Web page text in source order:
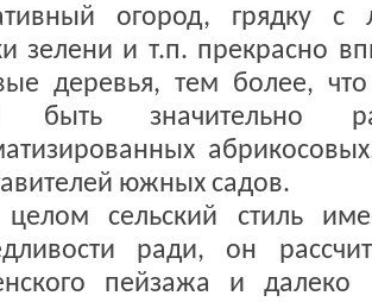
огород, грядку с
зелени и т.п. прекрасно
деревья, тем более,
быть значительно
южных садов.
сельский стиль
ради, он
пейзажа и